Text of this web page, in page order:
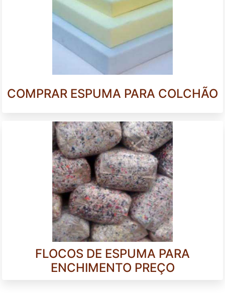
COMPRAR ESPUMA PARA COLCHÃO
FLOCOS DE ESPUMA PARA
ENCHIMENTO PREÇO